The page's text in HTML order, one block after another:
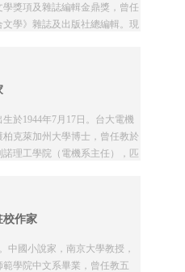
獎項及雜誌編輯金鼎獎，曾任
文學》雜誌及出版社總編輯。現
於1944年7月17日。台大電機
克萊加州大學博士，曾任教於
理工學院（電機系主任），匹
校作家
中國小說家，南京大學教授，
學院中文系畢業，曾任教五